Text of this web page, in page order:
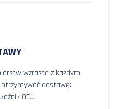
wzrasta z każdym
dostawę:
OT...